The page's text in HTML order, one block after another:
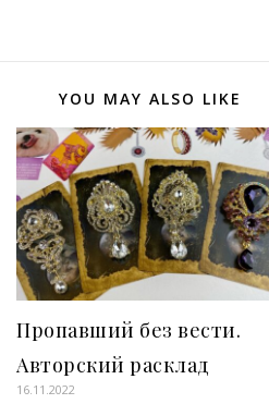
YOU MAY ALSO LIKE
Пропавший без вести.
Авторский расклад
16.11.2022